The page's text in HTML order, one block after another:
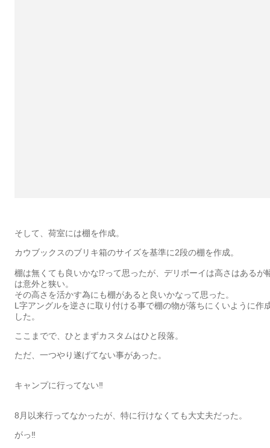
そして、荷室には棚を作成。
カウブックスのブリキ箱のサイズを基準に2段の棚を作成。
棚は無くても良いかな⁉︎って思ったが、デリボーイは高さはあるが
は意外と狭い。
その高さを活かす為にも棚があると良いかなって思った。
L字アングルを逆さに取り付ける事で棚の物が落ちにくいように作
した。
ここまでで、ひとまずカスタムはひと段落。
ただ、一つやり遂げてない事があった。
キャンプに行ってない‼︎
8月以来行ってなかったが、特に行けなくても大丈夫だった。
がっ‼︎